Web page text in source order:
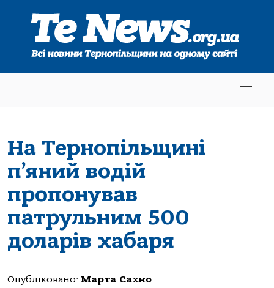
На Тернопільщині
п’яний водій
пропонував
патрульним 500
доларів хабаря
Опубліковано: Марта Сахно